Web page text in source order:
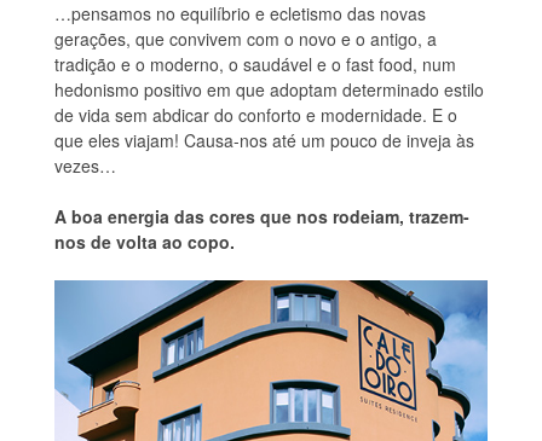
…pensamos no equilíbrio e ecletismo das novas
gerações, que convivem com o novo e o antigo, a
tradição e o moderno, o saudável e o fast food, num
hedonismo positivo em que adoptam determinado estilo
de vida sem abdicar do conforto e modernidade. E o
que eles viajam! Causa-nos até um pouco de inveja às
vezes…
A boa energia das cores que nos rodeiam, trazem-
nos de volta ao copo.